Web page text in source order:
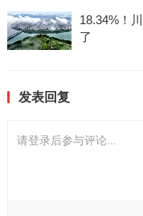
18.34%！
了
发表回复
请登录后参与评论...